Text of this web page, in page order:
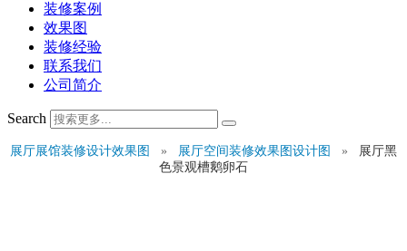
装修案例
效果图
装修经验
联系我们
公司简介
Search
展厅展馆装修设计效果图 » 展厅空间装修效果图设计图 »
展厅黑
色景观槽鹅卵石